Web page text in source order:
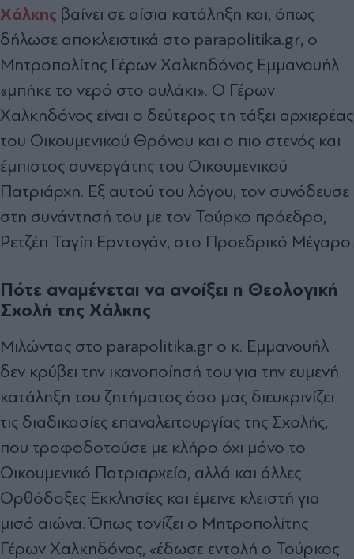
Χάλκης βαίνει σε αίσια κατάληξη και, όπως
δήλωσε αποκλειστικά στο parapolitika.gr, ο
Μητροπολίτης Γέρων Χαλκηδόνος Εμμανουήλ
«μπήκε το νερό στο αυλάκι». Ο Γέρων
Χαλκηδόνος είναι ο δεύτερος τη τάξει αρχιερέας
του Οικουμενικού Θρόνου και ο πιο στενός και
έμπιστος συνεργάτης του Οικουμενικού
Πατριάρχη. Εξ αυτού του λόγου, τον συνόδευσε
στη συνάντησή του με τον Τούρκο πρόεδρο,
Ρετζέπ Ταγίπ Ερντογάν, στο Προεδρικό Μέγαρο.
Πότε αναμένεται να ανοίξει η Θεολογική
Σχολή της Χάλκης
Μιλώντας στο parapolitika.gr ο κ. Εμμανουήλ
δεν κρύβει την ικανοποίησή του για την ευμενή
κατάληξη του ζητήματος όσο μας διευκρινίζει
τις διαδικασίες επαναλειτουργίας της Σχολής,
που τροφοδοτούσε με κλήρο όχι μόνο το
Οικουμενικό Πατριαρχείο, αλλά και άλλες
Ορθόδοξες Εκκλησίες και έμεινε κλειστή για
μισό αιώνα. Όπως τονίζει ο Μητροπολίτης
Γέρων Χαλκηδόνος, «έδωσε εντολή ο Τούρκος